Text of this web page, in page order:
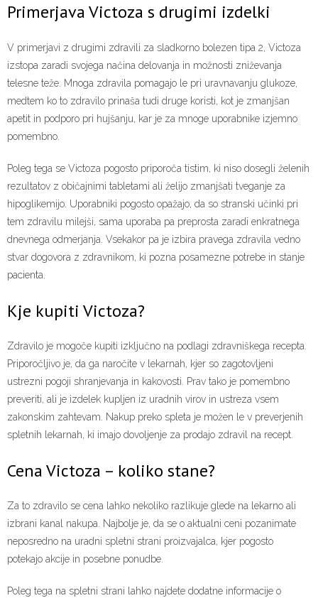
Primerjava Victoza s drugimi izdelki
V primerjavi z drugimi zdravili za sladkorno bolezen tipa 2, Victoza
izstopa zaradi svojega načina delovanja in možnosti zniževanja
telesne teže. Mnoga zdravila pomagajo le pri uravnavanju glukoze,
medtem ko to zdravilo prinaša tudi druge koristi, kot je zmanjšan
apetit in podporo pri hujšanju, kar je za mnoge uporabnike izjemno
pomembno.
Poleg tega se Victoza pogosto priporoča tistim, ki niso dosegli želenih
rezultatov z običajnimi tabletami ali želijo zmanjšati tveganje za
hipoglikemijo. Uporabniki pogosto opažajo, da so stranski učinki pri
tem zdravilu milejši, sama uporaba pa preprosta zaradi enkratnega
dnevnega odmerjanja. Vsekakor pa je izbira pravega zdravila vedno
stvar dogovora z zdravnikom, ki pozna posamezne potrebe in stanje
pacienta.
Kje kupiti Victoza?
Zdravilo je mogoče kupiti izključno na podlagi zdravniškega recepta.
Priporočljivo je, da ga naročite v lekarnah, kjer so zagotovljeni
ustrezni pogoji shranjevanja in kakovosti. Prav tako je pomembno
preveriti, ali je izdelek kupljen iz uradnih virov in ustreza vsem
zakonskim zahtevam. Nakup preko spleta je možen le v preverjenih
spletnih lekarnah, ki imajo dovoljenje za prodajo zdravil na recept.
Cena Victoza – koliko stane?
Za to zdravilo se cena lahko nekoliko razlikuje glede na lekarno ali
izbrani kanal nakupa. Najbolje je, da se o aktualni ceni pozanimate
neposredno na uradni spletni strani proizvajalca, kjer pogosto
potekajo akcije in posebne ponudbe.
Poleg tega na spletni strani lahko najdete dodatne informacije o